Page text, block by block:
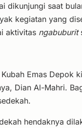
dikunjungi saat
kegiatan yang
aktivitas ngabuburit
Emas Depok
Dian Al-Mahri.
hendaknya